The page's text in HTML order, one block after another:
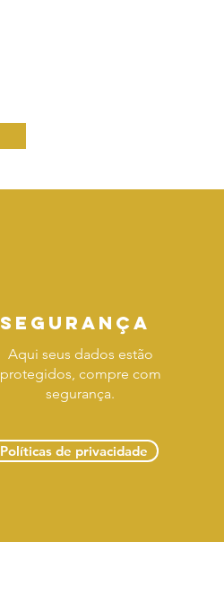
segurança
Aqui seus dados estão
protegidos, compre com
segurança.
Políticas de privacidade